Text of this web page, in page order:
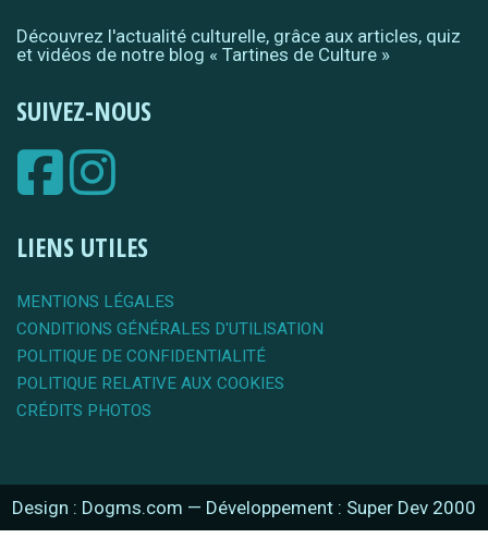
Découvrez l'actualité culturelle, grâce aux articles, quiz
et vidéos de notre blog « Tartines de Culture »
SUIVEZ-NOUS
LIENS UTILES
MENTIONS LÉGALES
CONDITIONS GÉNÉRALES D'UTILISATION
POLITIQUE DE CONFIDENTIALITÉ
POLITIQUE RELATIVE AUX COOKIES
CRÉDITS PHOTOS
Design : Dogms.com — Développement : Super Dev 2000